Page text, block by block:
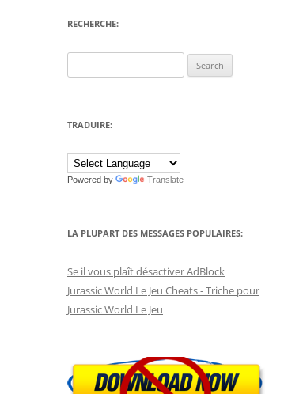
RECHERCHE:
for:
TRADUIRE:
Powered by Translate
LA PLUPART DES MESSAGES POPULAIRES:
Se il vous plaît désactiver AdBlock
Jurassic World Le Jeu Cheats - Triche pour
Jurassic World Le Jeu